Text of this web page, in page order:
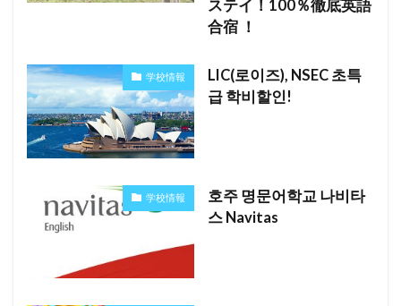
ステイ！100％徹底英語
合宿 ！
学校情報
LIC(로이즈), NSEC 초특
급 학비할인!
学校情報
호주 명문어학교 나비타
스 Navitas